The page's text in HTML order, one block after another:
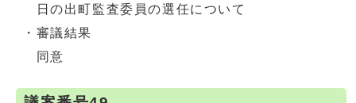
日の出町監査委員の選任について
・審議結果
同意